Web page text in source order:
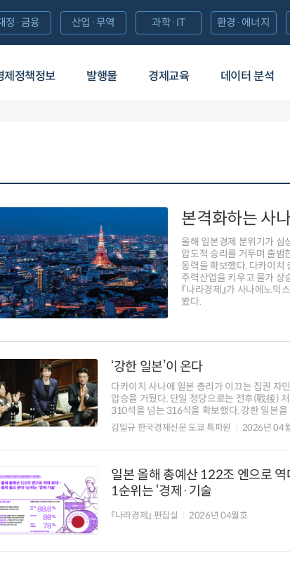
제정책정보 발행물 경제교육 데이터 분석
정·금융 산업·무역 과학·IT 환경·에너지
본격화하는 사
올해 일본경제 분위기가 심
압도적 승리를 거두며 출범
동력을 확보했다. 다카이치
주력산업을 키우고 물가 상
『나라경제』가 사나에노믹
봤다.
‘강한 일본’이 온다
다카이치 사나에 일본 총리가 이끄는 집권 자
압승을 거뒀다. 단일 정당으로는 전후(戰後)
310석을 넘는 316석을 확보했다. 강한 일본을
김일규 한국경제신문 도쿄 특파원 2026년 04
일본 올해 총예산 122조 엔으로
1순위는 ‘경제·기술
『나라경제』 편집실 2026년 04월호